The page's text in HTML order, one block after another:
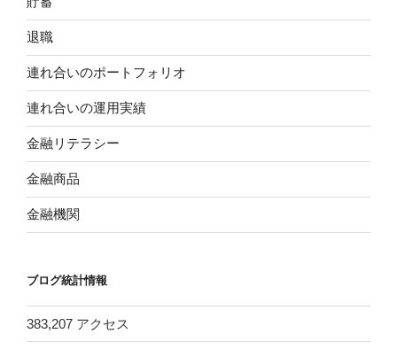
退職
連れ合いのポートフォリオ
連れ合いの運用実績
金融リテラシー
金融商品
金融機関
ブログ統計情報
383,207 アクセス